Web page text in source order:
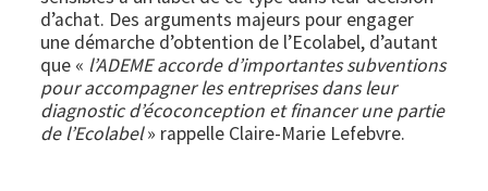
d’achat. Des arguments majeurs pour engager
une démarche d’obtention de l’Ecolabel, d’autant
que « l’ADEME accorde d’importantes subventions
pour accompagner les entreprises dans leur
diagnostic d’écoconception et financer une partie
de l’Ecolabel» rappelle Claire-Marie Lefebvre.